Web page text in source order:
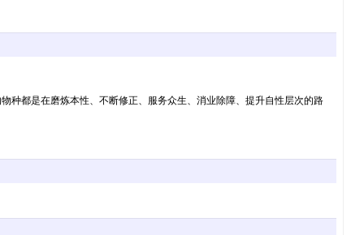
种都是在磨炼本性、不断修正、服务众生、消业除障、提升自性层次的路